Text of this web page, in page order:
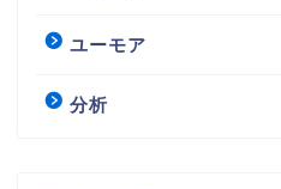
ユーモア
分析